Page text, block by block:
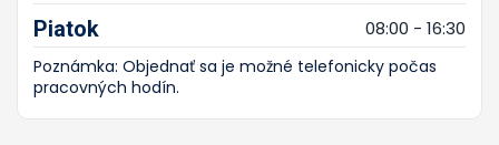
Piatok 08:00 - 16:30
Poznámka: Objednať sa je možné telefonicky počas
pracovných hodín.